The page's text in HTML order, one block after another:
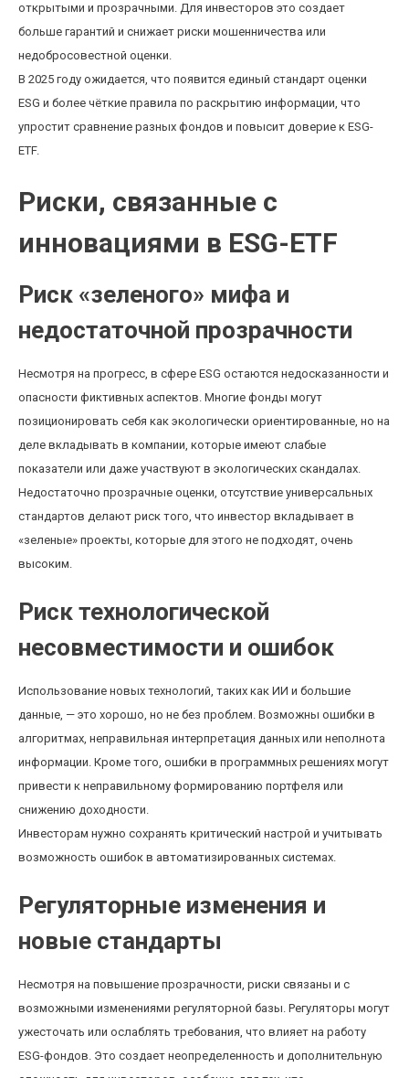
открытыми и прозрачными. Для инвесторов это создает
больше гарантий и снижает риски мошенничества или
недобросовестной оценки.
В 2025 году ожидается, что появится единый стандарт оценки
ESG и более чёткие правила по раскрытию информации, что
упростит сравнение разных фондов и повысит доверие к ESG-
ETF.
Риски, связанные с
инновациями в ESG-ETF
Риск «зеленого» мифа и
недостаточной прозрачности
Несмотря на прогресс, в сфере ESG остаются недосказанности и
опасности фиктивных аспектов. Многие фонды могут
позиционировать себя как экологически ориентированные, но на
деле вкладывать в компании, которые имеют слабые
показатели или даже участвуют в экологических скандалах.
Недостаточно прозрачные оценки, отсутствие универсальных
стандартов делают риск того, что инвестор вкладывает в
«зеленые» проекты, которые для этого не подходят, очень
высоким.
Риск технологической
несовместимости и ошибок
Использование новых технологий, таких как ИИ и большие
данные, — это хорошо, но не без проблем. Возможны ошибки в
алгоритмах, неправильная интерпретация данных или неполнота
информации. Кроме того, ошибки в программных решениях могут
привести к неправильному формированию портфеля или
снижению доходности.
Инвесторам нужно сохранять критический настрой и учитывать
возможность ошибок в автоматизированных системах.
Регуляторные изменения и
новые стандарты
Несмотря на повышение прозрачности, риски связаны и с
возможными изменениями регуляторной базы. Регуляторы могут
ужесточать или ослаблять требования, что влияет на работу
ESG-фондов. Это создает неопределенность и дополнительную